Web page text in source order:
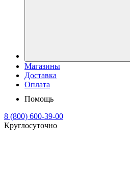
Магазины
Доставка
Оплата
Помощь
8 (800) 600-39-00
Круглосуточно